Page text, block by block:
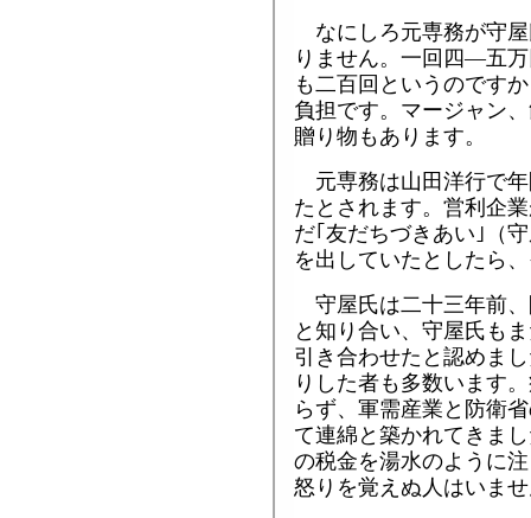
なにしろ元専務が守
りません。一回四―五
も二百回というのです
負担です。マージャン
贈り物もあります。
元専務は山田洋行で
たとされます。営利企
だ｢友だちづきあい｣（
を出していたとしたら
守屋氏は二十三年前
と知り合い、守屋氏も
引き合わせたと認めま
りした者も多数います
らず、軍需産業と防衛
て連綿と築かれてきま
の税金を湯水のように
怒りを覚えぬ人はいま